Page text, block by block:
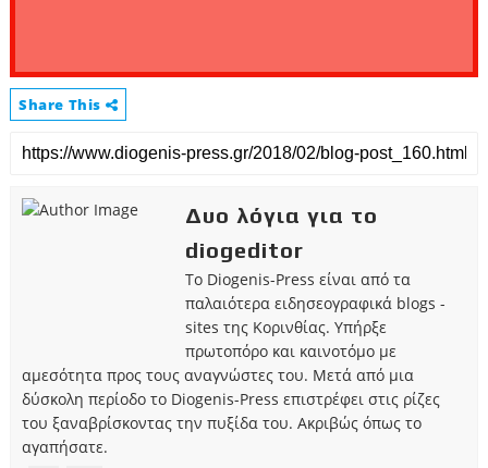
Share This
Δυο λόγια για το
diogeditor
Το Diogenis-Press είναι από τα
παλαιότερα ειδησεογραφικά blogs -
sites της Κορινθίας. Υπήρξε
πρωτοπόρο και καινοτόμο με
αμεσότητα προς τους αναγνώστες του. Μετά από μια
δύσκολη περίοδο το Diogenis-Press επιστρέφει στις ρίζες
του ξαναβρίσκοντας την πυξίδα του. Ακριβώς όπως το
αγαπήσατε.